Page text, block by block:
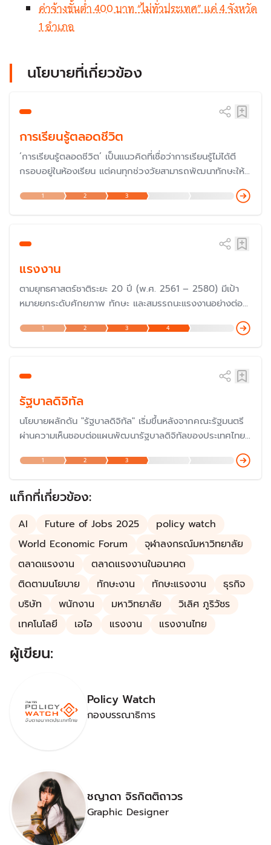
ค่าจ้างขั้นต่ำ 400 บาท “ไม่ทั่วประเทศ” แค่ 4 จังหวัด
1 อำเภอ
นโยบายที่เกี่ยวข้อง
การเรียนรู้ตลอดชีวิต
‘การเรียนรู้ตลอดชีวิต’ เป็นแนวคิดที่เชื่อว่าการเรียนรู้ไม่ได้ตี
กรอบอยู่ในห้องเรียน แต่คนทุกช่วงวัยสามารถพัฒนาทักษะให้
ตอบโจทย์โลกสมัยใหม่ได้ตลอดชีวิต รัฐบาลจึงประกาศให้เป็น
นโยบายสำคัญ ควบคู่กับ พ.ร.บ. ส่งเสริมการเรียนรู้ ปี 2566
ที่ยกฐานะสำนักงาน กศน. สู่กรมส่งเสริมการเรียนรู้ หวังยก
1 2 3
แรงงาน
ตามยุทธศาสตร์ชาติระยะ 20 ปี (พ.ศ. 2561 – 2580) มีเป้า
หมายยกระดับศักยภาพ ทักษะ และสมรรถนะแรงงานอย่างต่อ
ทำงานตามหลักการทำงานที่มีคุณค่าเพื่อสร้างผลิตภาพเพิ่มให้
กับประเทศ
1 2 3 4
รัฐบาลดิจิทัล
นโยบายผลักดัน "รัฐบาลดิจิทัล" เริ่มขึ้นหลังจากคณะรัฐมนตรี
ผ่านความเห็นชอบต่อแผนพัฒนารัฐบาลดิจิทัลของประเทศไทย
ระยะ 3 ปี (พ.ศ. 2559 – 2561) เมื่อวันที่ 5 เม.ย. 2559 เพื่อ
ใช้เป็นกลไกสำคัญในการขับเคลื่อนการพัฒนาประเทศที่ยั่งยืน
ด้วยการใช้เทคโนโลยีดิจิทัล
1 2 3
แท็กที่เกี่ยวข้อง:
AI Future of Jobs 2025
policy watch
World Economic Forum
จุฬาลงกรณ์มหาวิทยาลัย
ตลาดแรงงาน
ตลาดแรงงานในอนาคต
ติดตามนโยบาย
ทักษะงาน ทักษะแรงงาน
ธุรกิจ
บริษัท
พนักงาน มหาวิทยาลัย
วิเลิศ ภูริวัชร
เทคโนโลยี
เอไอ แรงงาน แรงงานไทย
ผู้เขียน:
Policy Watch
กองบรรณาธิการ
ชญาดา จิรกิตติถาวร
Graphic Designer